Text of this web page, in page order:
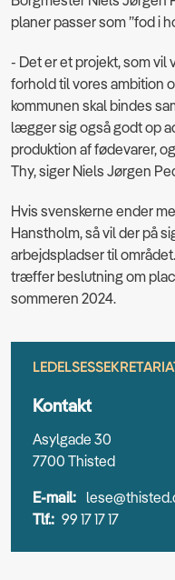
planer passer som ”fod i
- Det er et projekt, som
forhold til vores ambition
kommunen skal bindes
lægger sig også godt op
produktion af fødevarer,
Thy, siger Niels Jørgen
Hvis svenskerne ender
Hanstholm, så vil der på
arbejdspladser til
træffer beslutning om
sommeren 2024.
Kontakt
Asylgade 30
7700 Thisted
E-mail:
Tlf.: 99 17 17 17